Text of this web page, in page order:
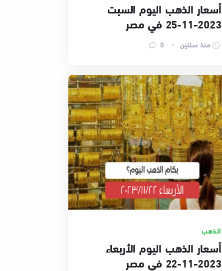
أسعار الذهب اليوم السبت
2023-11-25 في مصر
منذ سنتين
الذهب
أسعار الذهب اليوم الأربعاء
2023-11-22 في مصر